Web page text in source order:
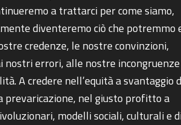
a trattarci per come siamo,
diventeremo ciò che potremmo
credenze, le nostre convinzioni,
nostri errori, alle nostre
A credere nell’equità a svantaggio
nel giusto profitto a
modelli sociali, culturali e